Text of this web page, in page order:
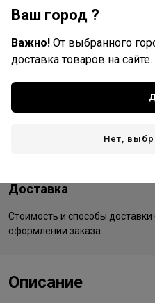
Kapous Professional
Россия - страна бренда
Доставка
Стоимость и способы доставки
оформлении заказа.
Описание
Ваш город ?
Важно! От выбранного
доставка товаров на сайте.
Нет,